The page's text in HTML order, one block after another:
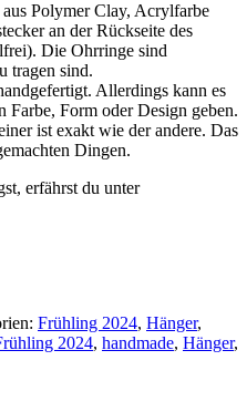
Polymer Clay, Acrylfarbe
an der Rückseite des
Die Ohrringe sind
tragen sind.
Allerdings kann es
Form oder Design geben.
ist exakt wie der andere. Das
Dingen.
erfährst du unter
Frühling 2024, Hänger,
2024, handmade, Hänger,